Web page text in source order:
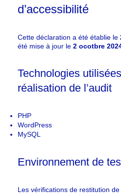
d’accessibilité
Cette déclaration a été établie le
été mise à jour le2 ocotbre
Technologies
réalisation de l’audit
PHP
WordPress
MySQL
Environnement de
Les vérifications de restitution